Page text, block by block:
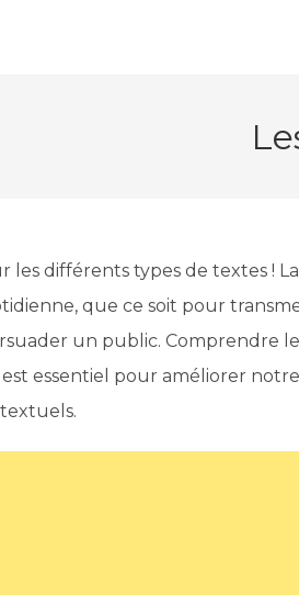
les différents types de textes !
que ce soit pour
un public. Comprendre
essentiel pour améliorer